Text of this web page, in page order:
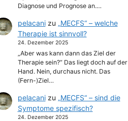
Diagnose und Prognose an.…
pelacanizu „MECFS“ – welche
Therapie ist sinnvoll?
24. Dezember 2025
„Aber was kann dann das Ziel der
Therapie sein?“ Das liegt doch auf der
Hand. Nein, durchaus nicht. Das
(Fern-)Ziel…
pelacanizu „MECFS“ – sind die
Symptome spezifisch?
24. Dezember 2025